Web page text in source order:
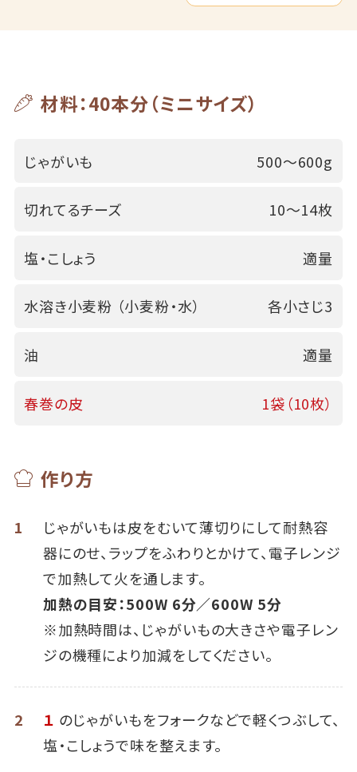
材料：40本分（ミニサイズ）
じゃがいも 500～600g
切れてるチーズ 10～14枚
塩・こしょう 適量
水溶き小麦粉 （小麦粉・水） 各小さじ3
油 適量
春巻の皮 1袋（10枚）
作り方
1
じゃがいもは皮をむいて薄切りにして耐熱容
器にのせ、ラップをふわりとかけて、電子レンジ
で加熱して火を通します。
加熱の目安：500W 6分／600W 5分
※加熱時間は、じゃがいもの大きさや電子レン
ジの機種により加減をしてください。
2 １ のじゃがいもをフォークなどで軽くつぶして、
塩・こしょうで味を整えます。